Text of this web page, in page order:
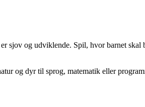
sjov og udviklende. Spil, hvor barnet
og dyr til sprog, matematik eller